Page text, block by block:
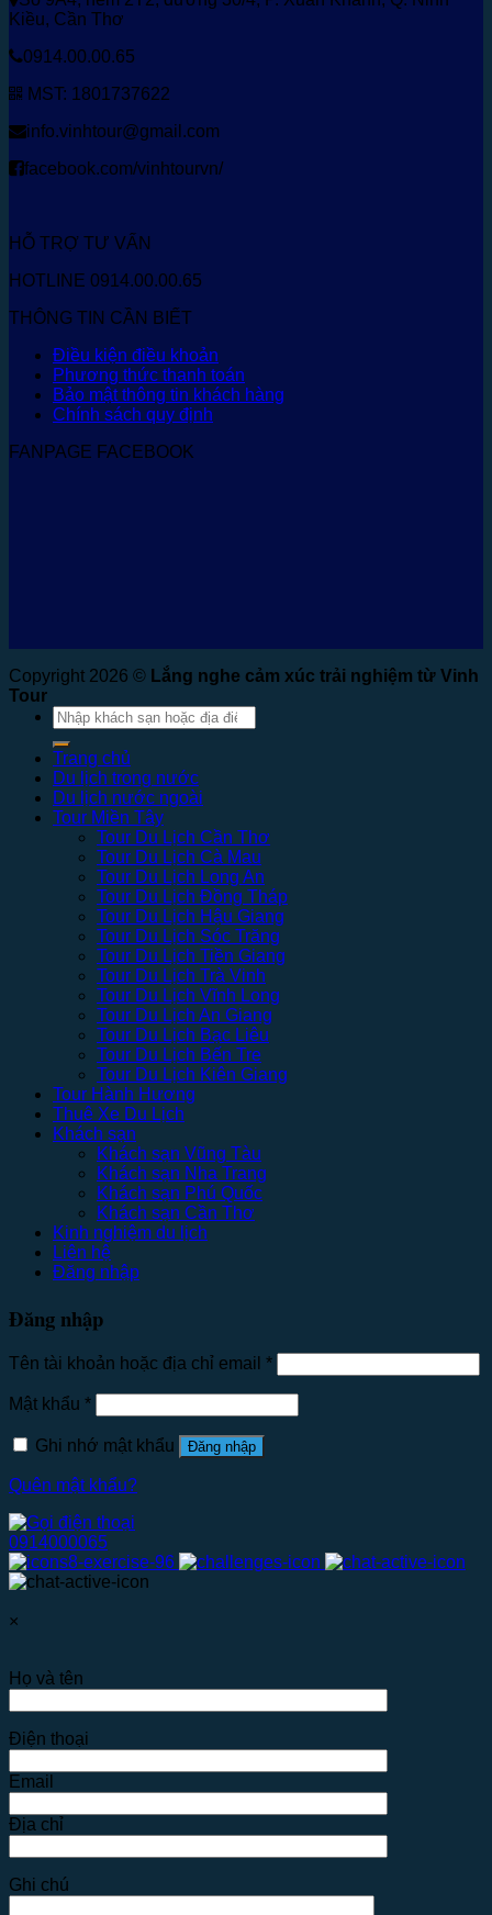
Kiều, Cần Thơ
0914.00.00.65
MST: 1801737622
info.vinhtour@gmail.com
facebook.com/vinhtourvn/
HỖ TRỢ TƯ VẤN
HOTLINE 0914.00.00.65
THÔNG TIN CẦN BIẾT
Điều kiện điều khoản
Phương thức thanh toán
Bảo mật thông tin khách hàng
Chính sách quy định
FANPAGE FACEBOOK
Copyright 2026 © Lắng nghe cảm xúc trải nghiệm từ Vinh
Tour
Tìm
kiếm:
Trang chủ
Du lịch trong nước
Du lịch nước ngoài
Tour Miền Tây
Tour Du Lịch Cần Thơ
Tour Du Lịch Cà Mau
Tour Du Lịch Long An
Tour Du Lịch Đồng Tháp
Tour Du Lịch Hậu Giang
Tour Du Lịch Sóc Trăng
Tour Du Lịch Tiền Giang
Tour Du Lịch Trà Vinh
Tour Du Lịch Vĩnh Long
Tour Du Lịch An Giang
Tour Du Lịch Bạc Liêu
Tour Du Lịch Bến Tre
Tour Du Lịch Kiên Giang
Tour Hành Hương
Thuê Xe Du Lịch
Khách sạn
Khách sạn Vũng Tàu
Khách sạn Nha Trang
Khách sạn Phú Quốc
Khách sạn Cần Thơ
Kinh nghiệm du lịch
Liên hệ
Đăng nhập
Đăng nhập
Tên tài khoản hoặc địa chỉ email *
Mật khẩu *
Ghi nhớ mật khẩu Đăng nhập
Quên mật khẩu?
0914000065
×
Họ và tên
Điện thoại
Email
Địa chỉ
Ghi chú